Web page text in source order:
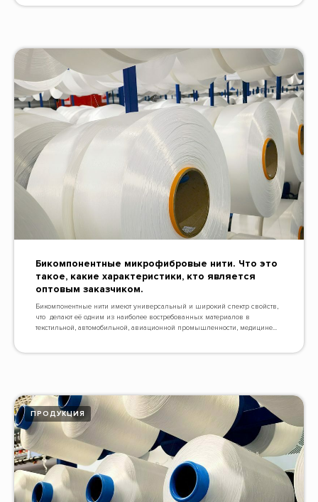
Бикомпонентные микрофибровые нити. Что это
такое, какие характеристики, кто является
оптовым заказчиком.
Бикомпонентные нити имеют универсальный и широкий спектр свойств,
что делают её одним из наиболее востребованных материалов в
текстильной, автомобильной, авиационной промышленности, медицине...
ПРОДУКЦИЯ